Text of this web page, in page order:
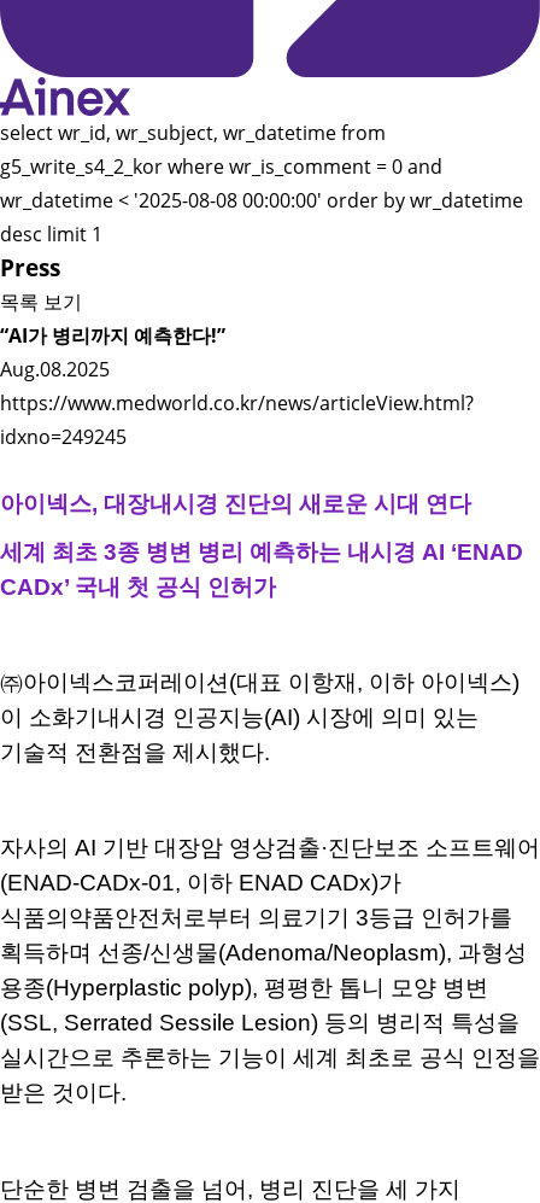
select wr_id, wr_subject, wr_datetime from
g5_write_s4_2_kor where wr_is_comment = 0 and
wr_datetime < '2025-08-08 00:00:00' order by wr_datetime
desc limit 1
Press
목록 보기
“AI가 병리까지 예측한다!”
Aug.08.2025
https://www.medworld.co.kr/news/articleView.html?
idxno=249245
아이넥스, 대장내시경 진단의 새로운 시대 연다
세계 최초 3종 병변 병리 예측하는 내시경 AI ‘ENAD
CADx’ 국내 첫 공식 인허가
㈜아이넥스코퍼레이션(대표 이항재, 이하 아이넥스)
이 소화기내시경 인공지능(AI) 시장에 의미 있는
기술적 전환점을 제시했다.
자사의 AI 기반 대장암 영상검출·진단보조 소프트웨어
(ENAD-CADx-01, 이하 ENAD CADx)가
식품의약품안전처로부터 의료기기 3등급 인허가를
획득하며 선종/신생물(Adenoma/Neoplasm), 과형성
용종(Hyperplastic polyp), 평평한 톱니 모양 병변
(SSL, Serrated Sessile Lesion) 등의 병리적 특성을
실시간으로 추론하는 기능이 세계 최초로 공식 인정을
받은 것이다.
단순한 병변 검출을 넘어, 병리 진단을 세 가지